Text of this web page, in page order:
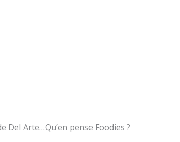
Del Arte…Qu’en pense Foodies ?